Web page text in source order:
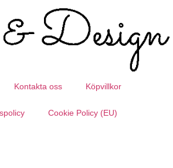
Kontakta oss Köpvillkor
Cookie Policy (EU)